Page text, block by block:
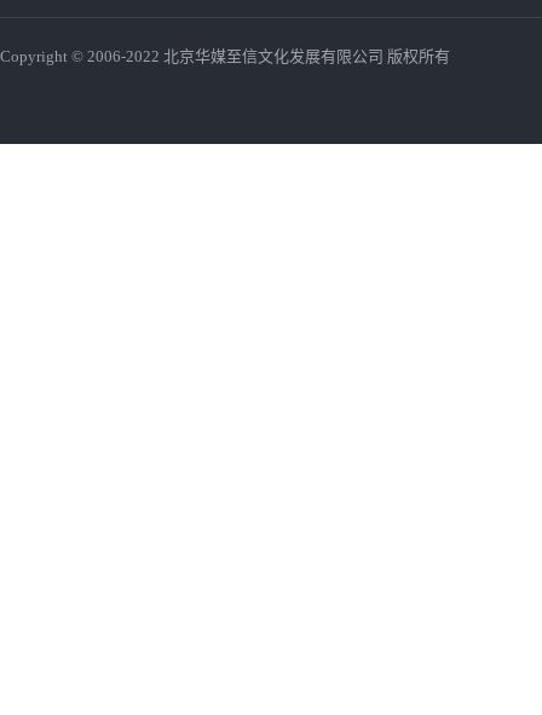
Copyright © 2006-2022 北京华媒至信文化发展有限公司 版权所有